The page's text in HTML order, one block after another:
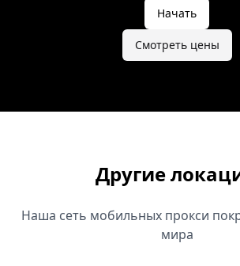
Начать
Смотреть цены
Другие
Наша сеть мобильных прокси
мира